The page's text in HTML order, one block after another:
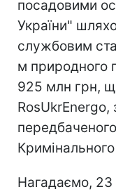
посадовими
України"
службовим
м природного
925 млн грн,
RosUkrEnergo,
Нагадаємо,